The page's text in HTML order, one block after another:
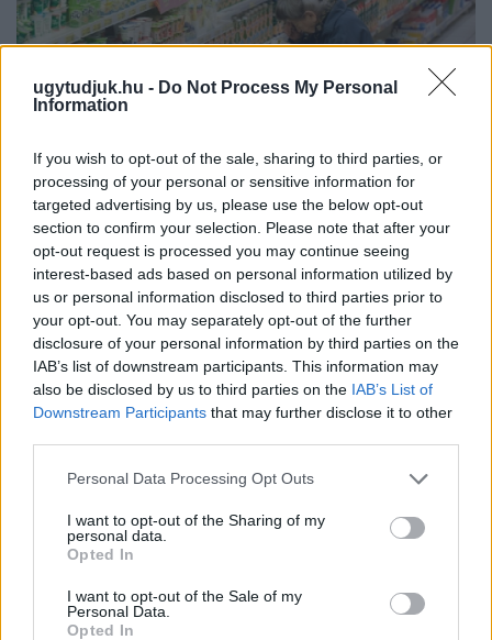
ugytudjuk.hu - Do Not Process My Personal
Information
If you wish to opt-out of the sale, sharing to third parties, or
processing of your personal or sensitive information for
targeted advertising by us, please use the below opt-out
section to confirm your selection. Please note that after your
opt-out request is processed you may continue seeing
interest-based ads based on personal information utilized by
us or personal information disclosed to third parties prior to
your opt-out. You may separately opt-out of the further
disclosure of your personal information by third parties on the
IAB’s list of downstream participants. This information may
also be disclosed by us to third parties on the IAB’s List of
Downstream Participants that may further disclose it to other
Please note that this website/app uses one or more Google
not limited to your visit or usage behaviour. You may click to
grant or deny consent to Google and its third-party tags to
use your data for below specified purposes in below Google
consent section.
Personal Data Processing Opt Outs
I want to opt-out of the Sharing of my
personal data.
Opted In
I want to opt-out of the Sale of my
Personal Data.
Opted In
ÖRÖMHÍR: TÍZ ÉVE NEM VOLT ILYEN ALACSONY AZ
INFLÁCIÓ MAGYARORSZÁGON
Júliusban mindössze 1,2 százalékkal emelkedtek éves
összevetésben a fogyasztói árak, miközben az élelmiszerek ára
már csökkent.
Szólj hozzá!